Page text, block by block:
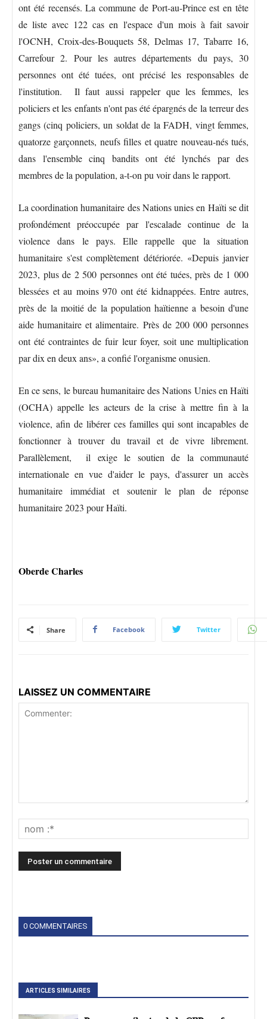
ont été recensés. La commune de Port-au-Prince est en tête
de liste avec 122 cas en l'espace d'un mois à fait savoir
l'OCNH, Croix-des-Bouquets 58, Delmas 17, Tabarre 16,
Carrefour 2. Pour les autres départements du pays, 30
personnes ont été tuées, ont précisé les responsables de
l'institution. Il faut aussi rappeler que les femmes, les
policiers et les enfants n'ont pas été épargnés de la terreur des
gangs (cinq policiers, un soldat de la FADH, vingt femmes,
quatorze garçonnets, neufs filles et quatre nouveau-nés tués,
dans l'ensemble cinq bandits ont été lynchés par des
membres de la population, a-t-on pu voir dans le rapport.
La coordination humanitaire des Nations unies en Haïti se dit
profondément préoccupée par l'escalade continue de la
violence dans le pays. Elle rappelle que la situation
humanitaire s'est complètement détériorée. «Depuis janvier
2023, plus de 2 500 personnes ont été tuées, près de 1 000
blessées et au moins 970 ont été kidnappées. Entre autres,
près de la moitié de la population haïtienne a besoin d'une
aide humanitaire et alimentaire. Près de 200 000 personnes
ont été contraintes de fuir leur foyer, soit une multiplication
par dix en deux ans», a confié l'organisme onusien.
En ce sens, le bureau humanitaire des Nations Unies en Haïti
(OCHA) appelle les acteurs de la crise à mettre fin à la
violence, afin de libérer ces familles qui sont incapables de
fonctionner à trouver du travail et de vivre librement.
Parallèlement, il exige le soutien de la communauté
internationale en vue d'aider le pays, d'assurer un accès
humanitaire immédiat et soutenir le plan de réponse
humanitaire 2023 pour Haïti.
Oberde Charles
Share Facebook Twitter
LAISSEZ UN COMMENTAIRE
0 COMMENTAIRES
ARTICLES SIMILAIRES